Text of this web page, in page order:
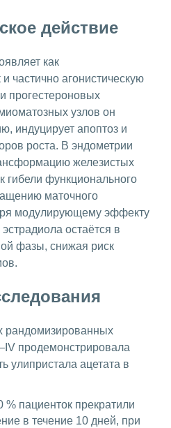
действие
как
частично агонистическую
прогестероновых
узлов он
индуцирует апоптоз и
роста. В эндометрии
железистых
гибели функционального
маточного
модулирующему эффекту
остаётся в
фазы, снижая риск
рандомизированных
продемонстрировала
улипристала ацетата в
% пациенток прекратили
в течение 10 дней, при